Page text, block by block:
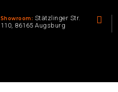
Showroom: Stätzlinger Str.
110, 86165 Augsburg